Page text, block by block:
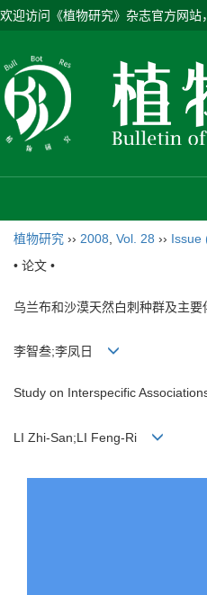
欢迎访问《植物研究》杂志官方网站
植物研究 ›› 2008 Vol. 28 ›› Issue
• 论文 •
乌兰布和沙漠天然白刺种群及主
李智叁;李凤日
Study on Interspecific
LI Zhi-San;LI Feng-Ri